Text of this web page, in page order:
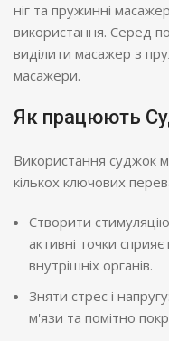
ніг та пружинні
використання. Серед
виділити масажер з
масажери.
Як працюють
Використання суджок
кількох ключових
Створити
активні точки
внутрішніх органів.
Зняти стрес і
м'язи та помітно